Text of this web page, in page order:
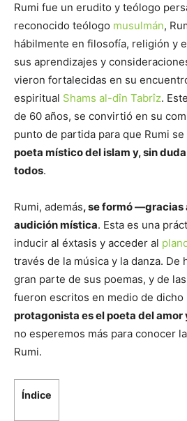
Rumi fue un erudito y teólogo
reconocido teólogo musulmán,
hábilmente en filosofía, religión y
sus aprendizajes y
vieron fortalecidas en su
espiritual Shams al-dîn Tabrîz.
de 60 años, se convirtió en su
punto de partida para que Rumi
poeta místico del islam y, sin
todos.
Rumi, además, se formó
audición mística. Esta es una
inducir al éxtasis y acceder al
través de la música y la danza. De
gran parte de sus poemas, y de
fueron escritos en medio de
protagonista es el poeta del amor
no esperemos más para conocer
Rumi.
Índice